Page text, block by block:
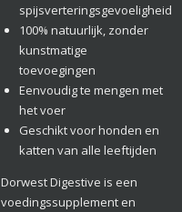
spijsverteringsgevoeligheid
100% natuurlijk, zonder
kunstmatige
toevoegingen
Eenvoudig te mengen met
het voer
Geschikt voor honden en
katten van alle leeftijden
Dorwest Digestive is een
voedingssupplement en